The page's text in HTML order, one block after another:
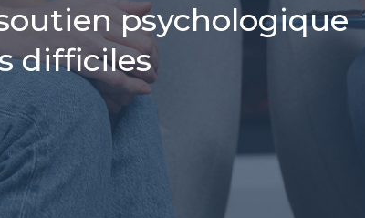
psychologique
difficiles